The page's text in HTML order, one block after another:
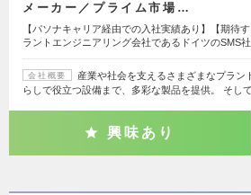
メーカー／プライム市場…
【パソナキャリア経由での入社実績あり】【期待
ラントエンジニアリング会社であるドイツのSMS
会社概要
産業や社会を支えるさまざまなプラン
らしで役立つ設備まで、多彩な製品を提供。 そし
興味あり